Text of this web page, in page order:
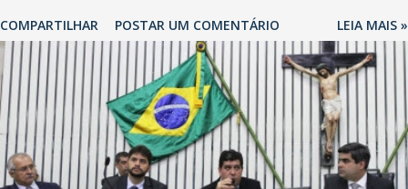
oficialmente, mas fontes extraoficiais indicam, que será na Avenida
Washington Soares-Messejana. Uma coisa é certa: será a maior
loja Havan do Brasil.
COMPARTILHAR POSTAR UM COMENTÁRIO LEIA MAIS »